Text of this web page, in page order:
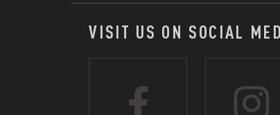
VISIT US ON SOCIAL